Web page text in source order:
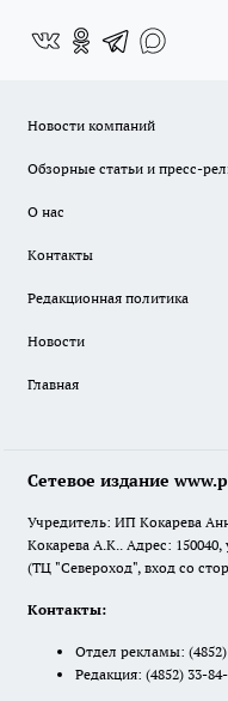
Новости компаний
Обзорные статьи и пресс-
О нас
Контакты
Редакционная политика
Новости
Главная
Сетевое издание
Учредитель: ИП Кокарева
Кокарева А.К.. Адрес:
(ТЦ "Североход", вход со
Контакты:
Отдел рекламы:
Редакция: (4852) 33-